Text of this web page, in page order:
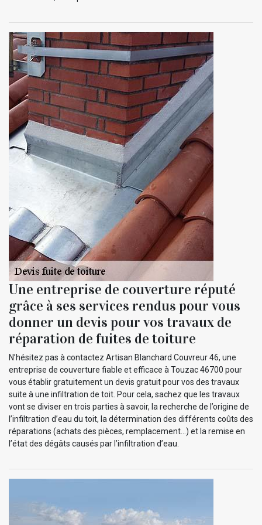
Une entreprise de couverture réputé
grâce à ses services rendus pour vous
donner un devis pour vos travaux de
réparation de fuites de toiture
N’hésitez pas à contactez Artisan Blanchard Couvreur 46, une
entreprise de couverture fiable et efficace à Touzac 46700 pour
vous établir gratuitement un devis gratuit pour vos des travaux
suite à une infiltration de toit. Pour cela, sachez que les travaux
vont se diviser en trois parties à savoir, la recherche de l’origine de
l’infiltration d’eau du toit, la détermination des différents coûts des
réparations (achats des pièces, remplacement…) et la remise en
l’état des dégâts causés par l’infiltration d’eau.